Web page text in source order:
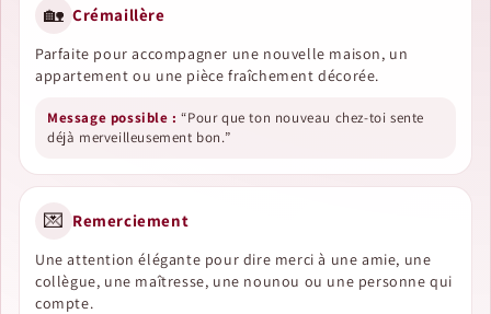
🏡 Crémaillère
Parfaite pour accompagner une nouvelle maison, un
appartement ou une pièce fraîchement décorée.
Message possible : “Pour que ton nouveau chez-toi sente
déjà merveilleusement bon.”
💌 Remerciement
Une attention élégante pour dire merci à une amie, une
collègue, une maîtresse, une nounou ou une personne qui
compte.